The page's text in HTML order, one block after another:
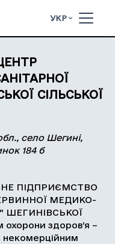
УКР
СІЛЬСЬКОЇ
село Шегині,
184 б
ПІДПРИЄМСТВО
МЕДИКО-
ШЕГИНІВСЬКОЇ
здоров’я –
некомерційним